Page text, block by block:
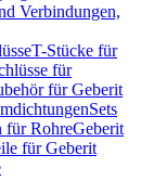
Verbindungen,
T-Stücke für
für
für Geberit
Sets
für RohreGeberit
für Geberit